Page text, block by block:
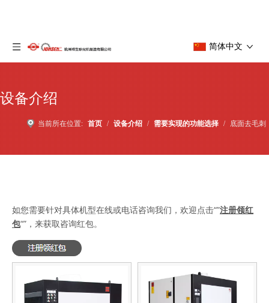
简体中文
设备介绍
当前所在位置: 首页 / 设备介绍 / 需要实现的功能选择 / 底面去毛刺
如您需要针对具体机型在线或电话咨询我们，欢迎点击“”注册领红
包“”，来获取咨询红包。